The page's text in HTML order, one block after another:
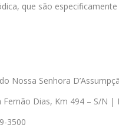
que são
Nossa Senhora
Fernão Dias, Km 494 – S/N |
3500